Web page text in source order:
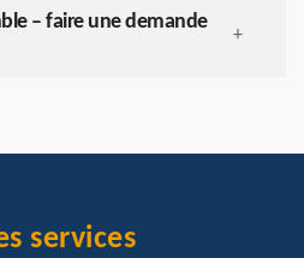
– faire une demande
+
services